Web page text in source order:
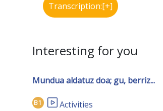
Transcription:[+]
Interesting for you
Mundua aldatuz doa; gu, berriz...
B1 Activities